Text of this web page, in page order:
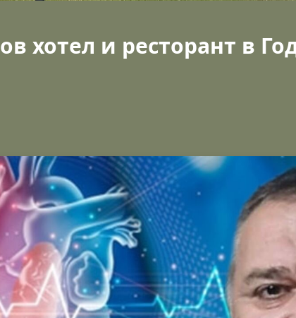
хотел и ресторант в